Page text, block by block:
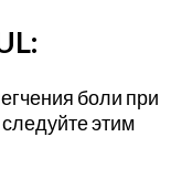
боли при
этим